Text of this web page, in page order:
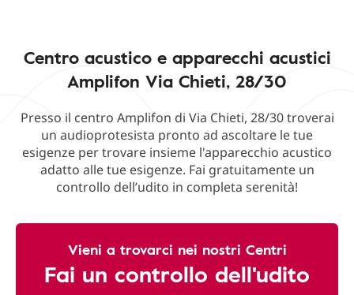
Centro acustico e apparecchi acustici
Amplifon Via Chieti, 28/30
Presso il centro Amplifon di Via Chieti, 28/30 troverai
un audioprotesista pronto ad ascoltare le tue
esigenze per trovare insieme l'apparecchio acustico
adatto alle tue esigenze. Fai gratuitamente un
controllo dell’udito in completa serenità!
Vieni a trovarci nei nostri Centri
Fai un controllo dell'udito